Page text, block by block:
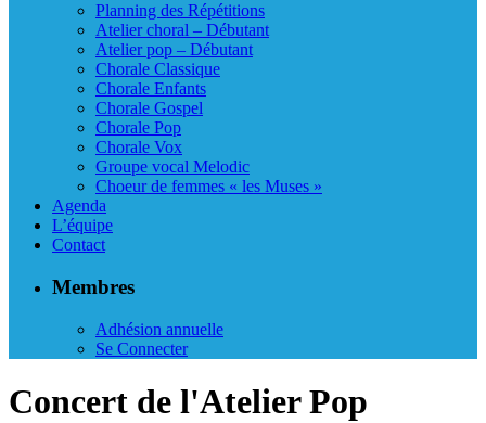
Planning des Répétitions
Atelier choral – Débutant
Atelier pop – Débutant
Chorale Classique
Chorale Enfants
Chorale Gospel
Chorale Pop
Chorale Vox
Groupe vocal Melodic
Choeur de femmes « les Muses »
Agenda
L’équipe
Contact
Membres
Adhésion annuelle
Se Connecter
Concert de l'Atelier Pop